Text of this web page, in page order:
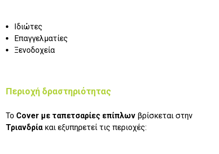
Ιδιώτες
Επαγγελματίες
Ξενοδοχεία
Περιοχή δραστηριότητας
Το Cover με ταπετσαρίες επίπλων βρίσκεται στην
Τριανδρία και εξυπηρετεί τις περιοχές: